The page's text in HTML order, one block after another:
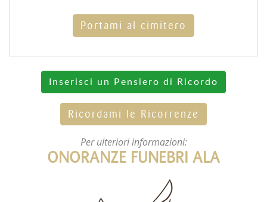
Portami al cimitero
Inserisci un Pensiero di Ricordo
Ricordami le Ricorrenze
Per ulteriori informazioni:
ONORANZE FUNEBRI ALA